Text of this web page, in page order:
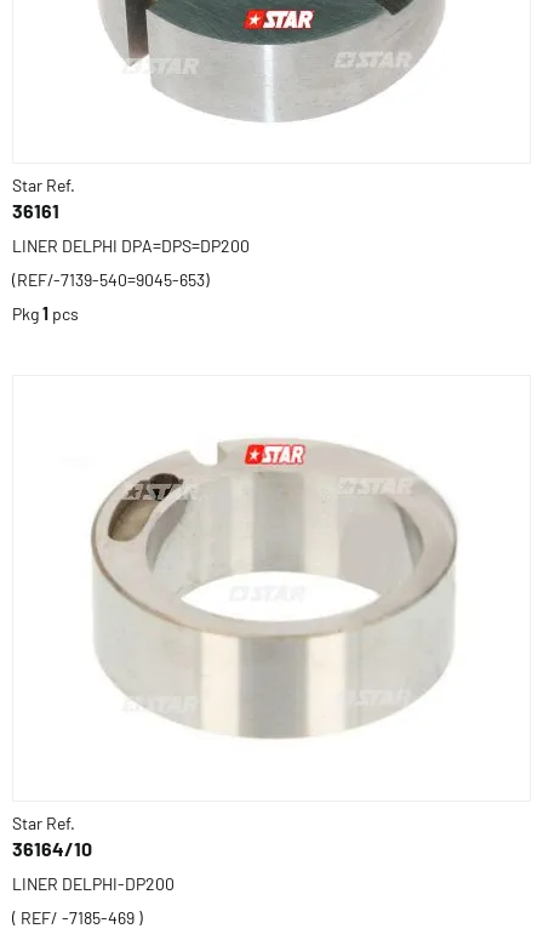
Star Ref.
36161
LINER DELPHI DPA=DPS=DP200
(REF/-7139-540=9045-653)
Pkg1 pcs
Star Ref.
36164/10
LINER DELPHI-DP200
( REF/ -7185-469 )